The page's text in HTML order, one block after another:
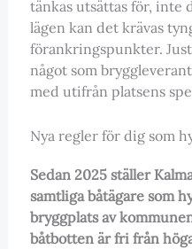
tänkas utsättas för, inte
lägen kan det krävas
förankringspunkter.
något som
med utifrån platsens
Nya regler för dig som
Sedan 2025 ställer
samtliga båtägare som
bryggplats av
båtbotten är fri från